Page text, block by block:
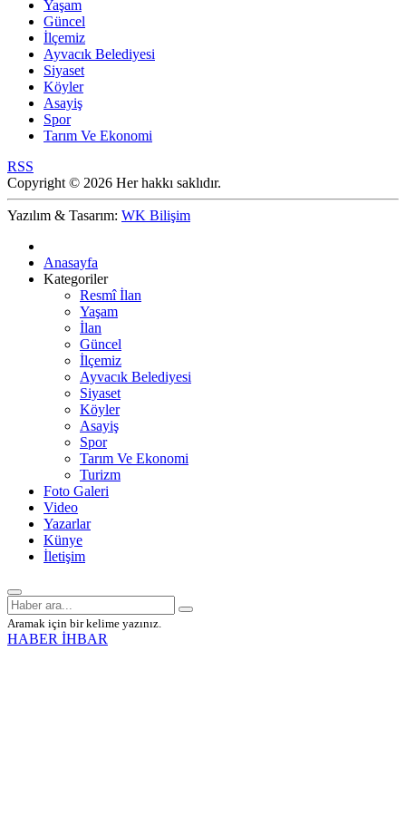
Yaşam
Güncel
İlçemiz
Ayvacık Belediyesi
Siyaset
Köyler
Asayiş
Spor
Tarım Ve Ekonomi
RSS
Copyright © 2026 Her hakkı saklıdır.
Yazılım & Tasarım: WK Bilişim
Anasayfa
Kategoriler
Resmî İlan
Yaşam
İlan
Güncel
İlçemiz
Ayvacık Belediyesi
Siyaset
Köyler
Asayiş
Spor
Tarım Ve Ekonomi
Turizm
Foto Galeri
Video
Yazarlar
Künye
İletişim
Aramak için bir kelime yazınız.
HABER İHBAR